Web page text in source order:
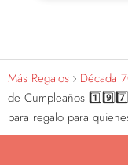
Más Regalos Década
de Cumpleaños
para regalo para